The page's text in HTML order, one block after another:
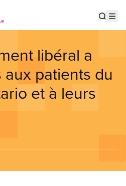
libéral a
patients du
et à leurs